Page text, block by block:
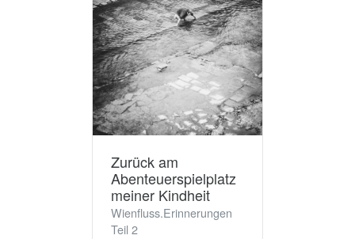
Zurück am
Abenteuerspielplatz
meiner Kindheit
Wienfluss.Erinnerungen
Teil 2